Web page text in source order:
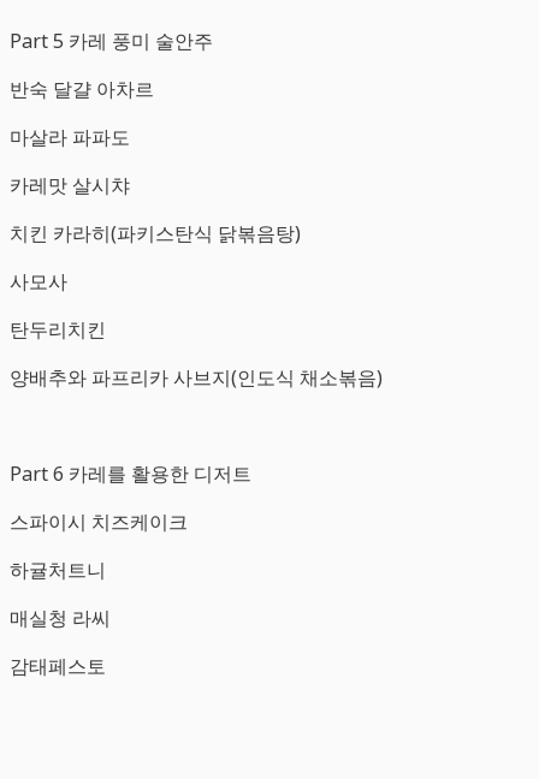
Part 5 카레 풍미 술안주
반숙 달걀 아차르
마살라 파파도
카레맛 살시챠
치킨 카라히(파키스탄식 닭볶음탕)
사모사
탄두리치킨
양배추와 파프리카 사브지(인도식 채소볶음)
Part 6 카레를 활용한 디저트
스파이시 치즈케이크
하귤처트니
매실청 라씨
감태페스토